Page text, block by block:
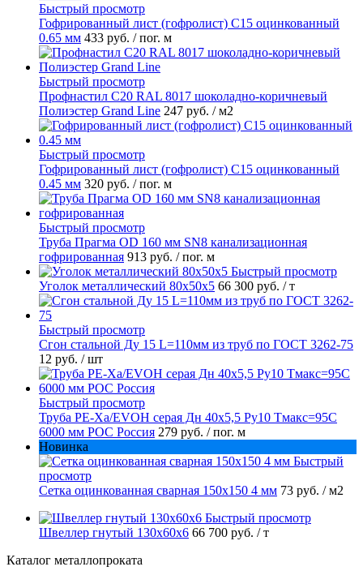
Быстрый просмотр
Гофрированный лист (гофролист) С15 оцинкованный
0.65 мм 433 руб. / пог. м
Быстрый просмотр
Профнастил С20 RAL 8017 шоколадно-коричневый
Полиэстер Grand Line 247 руб. / м2
Быстрый просмотр
Гофрированный лист (гофролист) С15 оцинкованный
0.45 мм 320 руб. / пог. м
Быстрый просмотр
Труба Прагма OD 160 мм SN8 канализационная
гофрированная 913 руб. / пог. м
Быстрый просмотр
Уголок металлический 80х50х5 66 300 руб. / т
Быстрый просмотр
Сгон стальной Ду 15 L=110мм из труб по ГОСТ 3262-75
12 руб. / шт
Быстрый просмотр
Труба PE-Xa/EVOH серая Дн 40х5,5 Ру10 Тмакс=95C
6000 мм РОС Россия 279 руб. / пог. м
Новинка
Быстрый
просмотр
Сетка оцинкованная сварная 150х150 4 мм 73 руб. / м2
Быстрый просмотр
Швеллер гнутый 130х60х6 66 700 руб. / т
Каталог металлопроката